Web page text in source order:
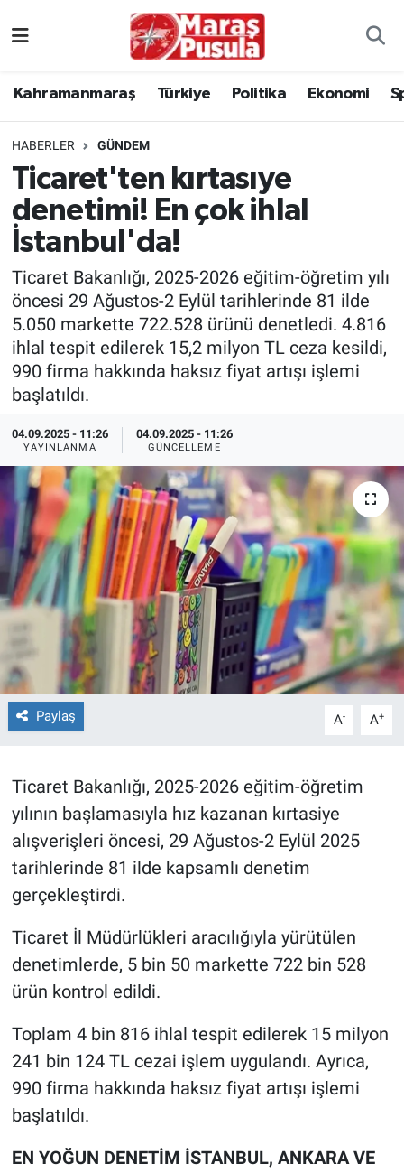
Kahramanmaraş Türkiye Politika Ekonomi
HABERLER GÜNDEM
Ticaret'ten kırtasıye
denetimi! En çok ihlal
İstanbul'da!
Ticaret Bakanlığı, 2025-2026 eğitim-öğretim yılı
öncesi 29 Ağustos-2 Eylül tarihlerinde 81 ilde
5.050 markette 722.528 ürünü denetledi. 4.816
ihlal tespit edilerek 15,2 milyon TL ceza kesildi,
990 firma hakkında haksız fiyat artışı işlemi
başlatıldı.
04.09.2025 - 11:26
YAYINLANMA
04.09.2025 - 11:26
GÜNCELLEME
Paylaş A- A+
Ticaret Bakanlığı, 2025-2026 eğitim-öğretim
yılının başlamasıyla hız kazanan kırtasiye
alışverişleri öncesi, 29 Ağustos-2 Eylül 2025
tarihlerinde 81 ilde kapsamlı denetim
gerçekleştirdi.
Ticaret İl Müdürlükleri aracılığıyla yürütülen
denetimlerde, 5 bin 50 markette 722 bin 528
ürün kontrol edildi.
Toplam 4 bin 816 ihlal tespit edilerek 15 milyon
241 bin 124 TL cezai işlem uygulandı. Ayrıca,
990 firma hakkında haksız fiyat artışı işlemi
başlatıldı.
EN YOĞUN DENETİM İSTANBUL, ANKARA VE
Politika
Ekonomi
Spor
Kültür Sanat
Sağlık
TEKNOLOJİ
Dünya
İlçeler
MAGAZİN
Bilim, Teknoloji
ASAYİŞ
ÇEVRE
EĞİTİM
BİLİM VE TEKNOLOJİ
Güvenlik
Bölge
İstanbul Trafik Yoğunluk Haritası
Süper Lig Puan Durumu ve Fikstür
Tüm Manşetler
Son Dakika Haberleri
Haber Arşivi